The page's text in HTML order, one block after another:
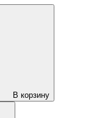
В корзину